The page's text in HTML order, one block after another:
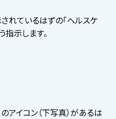
れているはずの「ヘルスケ
指示します。
アイコン（下写真）があるは